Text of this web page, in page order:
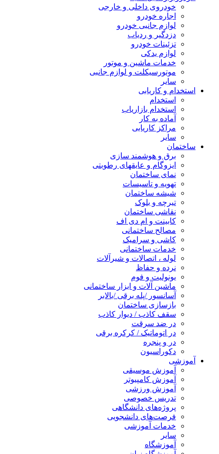
خودروی داخلی و خارجی
اجاره خودرو
لوازم جانبی خودرو
دزدگیر و ردیاب
تزئینات خودرو
لوازم یدکی
خدمات ماشین و موتور
موتورسیکلت و لوازم جانبی
سایر
استخدام و کاریابی
استخدام
استخدام بازاریاب
آماده به کار
مراکز کاریابی
سایر
ساختمان
برق و هوشمند سازی
ایزوگام و عایقهای رطوبتی
نمای ساختمان
تهویه و تاسیسات
شیشه ساختمان
تیرچه و بلوک
نقاشی ساختمان
کابینت و ام دی اف
مصالح ساختمانی
کاشی و سرامیک
خدمات ساختمانی
لوله ، اتصالات و شیرآلات
نرده و حفاظ
یونولیت و فوم
ماشین آلات و ابزار ساختمانی
آسانسور /پله برقی /بالابر
بازسازی ساختمان
سقف کاذب / دیوار کاذب
در ضد سرقت
در اتوماتیک / کرکره برقی
در و پنجره
دکوراسیون
آموزشی
آموزش موسیقی
آموزش کامپیوتر
آموزش ورزشی
تدریس خصوصی
پروژه‌های دانشگاهی
فرصت‌های دانشجویی
خدمات آموزشی
سایر
آموزشگاه